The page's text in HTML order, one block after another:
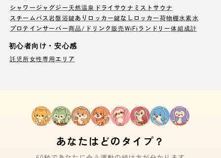
シャワージャグジー天然温泉 ドライサウナ ミストサウナ
スチームバス岩盤浴鍵ありロッカー鍵なしロッカー荷物棚水素水
プロテインサーバー商品/ドリンク販売WiFi ランドリー体組成計
初心者向け・安心感
託児所女性専用エリア
あなたはどのタイプ？